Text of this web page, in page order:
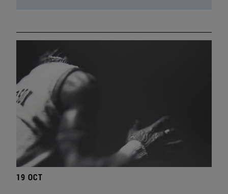
19 OCT